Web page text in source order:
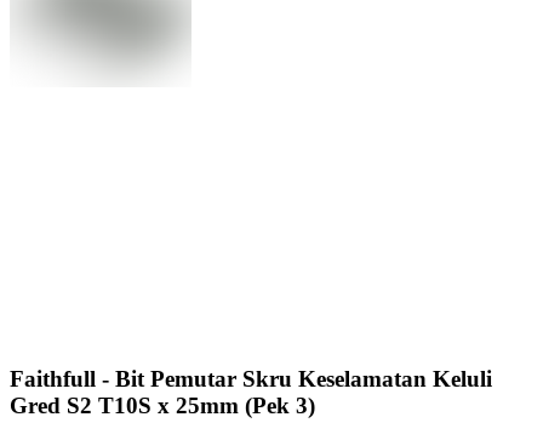
Faithfull - Bit Pemutar Skru Keselamatan Keluli
Gred S2 T10S x 25mm (Pek 3)